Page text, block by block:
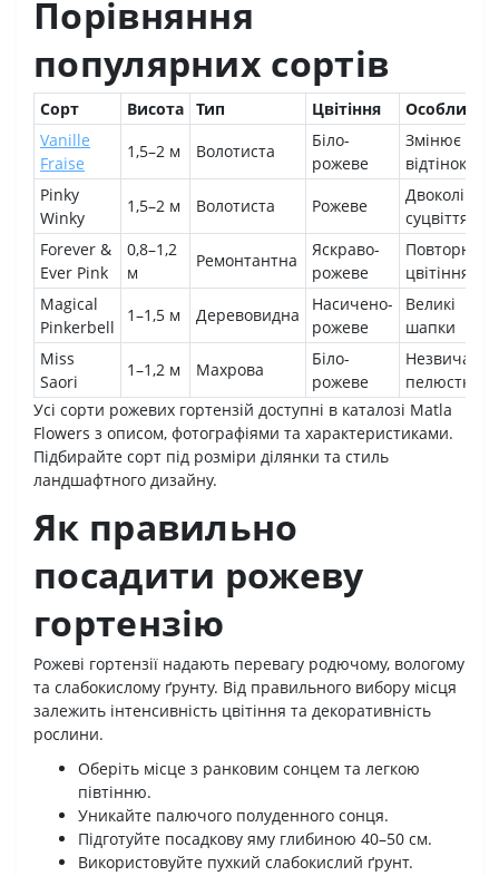
Порівняння
популярних сортів
Сорт Висота Тип Цвітіння
Vanille
Fraise
1,5–2 м Волотиста
Біло-
рожеве
Змінює
відтінок
Pinky
Winky
1,5–2 м Волотиста Рожеве
Двоколірні
суцвіття
Forever &
Ever Pink
0,8–1,2
м
Ремонтантна
Яскраво-
рожеве
Повторне
цвітіння
Magical
Pinkerbell
1–1,5 м Деревовидна
Насичено-
рожеве
Великі
шапки
Miss
Saori
1–1,2 м Махрова
Біло-
рожеве
Незвичайні
пелюстки
Усі сорти рожевих гортензій доступні в каталозі Matla
Flowers з описом, фотографіями та характеристиками.
Підбирайте сорт під розміри ділянки та стиль
ландшафтного дизайну.
Як правильно
посадити рожеву
гортензію
Рожеві гортензії надають перевагу родючому, вологому
та слабокислому ґрунту. Від правильного вибору місця
залежить інтенсивність цвітіння та декоративність
рослини.
Оберіть місце з ранковим сонцем та легкою
півтінню.
Уникайте палючого полуденного сонця.
Підготуйте посадкову яму глибиною 40–50 см.
Використовуйте пухкий слабокислий ґрунт.